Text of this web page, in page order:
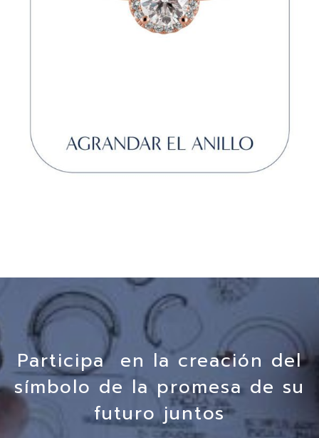
Participa en la creación del
símbolo de la promesa de su
futuro juntos